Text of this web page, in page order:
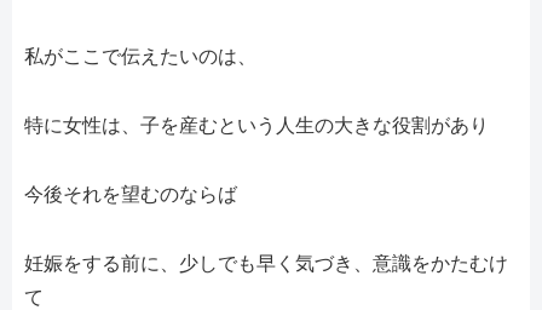
私がここで伝えたいのは、
特に女性は、子を産むという人生の大きな役割があり
今後それを望むのならば
妊娠をする前に、少しでも早く気づき、意識をかたむけ
て